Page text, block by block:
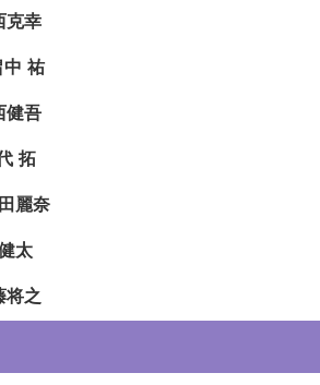
克幸
祐
健吾
拓
麗奈
太
将之